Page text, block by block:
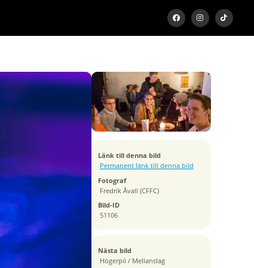
Länk till denna bild
Permanent länk till denna bild
Fotograf
Fredrik Åvall (CFFC)
Bild-ID
51106
Exponeringstid
1/4 sek
Bländare
f/2.0
Kamera
Tagen
2018:03:22 23:15:31
ISO
5000
Brännvidd
85 mm
Nästa bild
Högerpil / Mellanslag